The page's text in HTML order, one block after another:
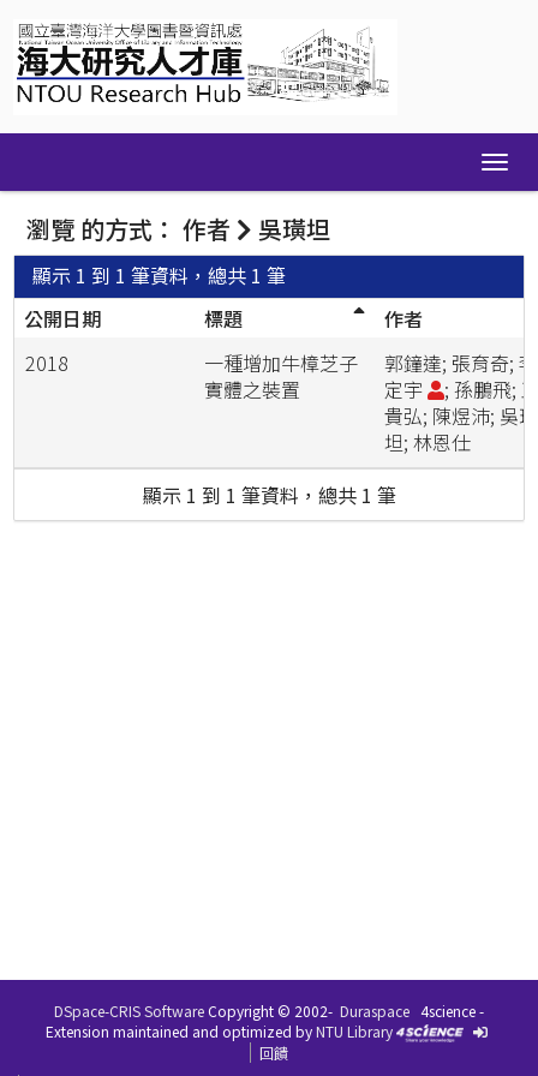
navigation
瀏覽 的方式： 作者 吳璜坦
顯示 1 到 1 筆資料，總共 1 筆
公開日期
標題
作者
2018
一種增加牛樟芝子
實體之裝置
郭鐘達; 張育奇; 李
定宇
; 孫鵬飛;
貴弘; 陳煜沛; 吳璜
坦; 林恩仕
顯示 1 到 1 筆資料，總共 1 筆
DSpace-CRIS SoftwareCopyright © 2002- Duraspace 4science -
Extension maintained and optimized byNTU Library
回饋